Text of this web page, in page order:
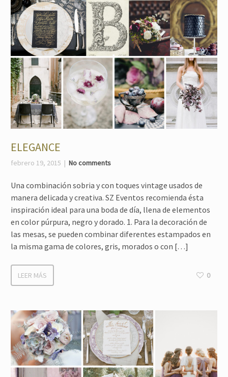
ELEGANCE
febrero 19, 2015 No comments
Una combinación sobria y con toques vintage usados de
manera delicada y creativa. SZ Eventos recomienda ésta
inspiración ideal para una boda de día, llena de elementos
en color púrpura, negro y dorado. 1. Para la decoración de
las mesas, se pueden combinar diferentes estampados en
la misma gama de colores, gris, morados o con […]
LEER MÁS 0